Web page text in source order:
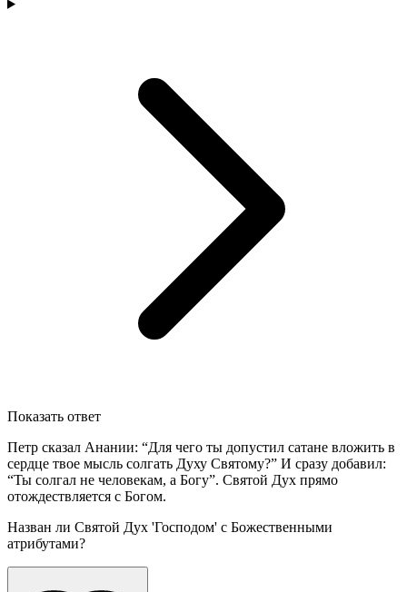
Показать ответ
Петр сказал Анании: “Для чего ты допустил сатане вложить в
сердце твое мысль солгать Духу Святому?” И сразу добавил:
“Ты солгал не человекам, а Богу”. Святой Дух прямо
отождествляется с Богом.
Назван ли Святой Дух 'Господом' с Божественными
атрибутами?